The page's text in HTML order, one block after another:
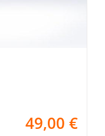
49,00 €